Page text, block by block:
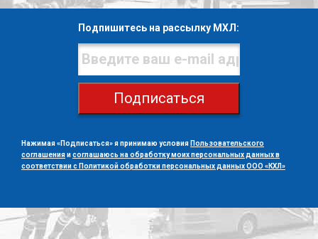
Подпишитесь на рассылку МХЛ:
Подписаться
Нажимая «Подписаться» я принимаю условия Пользовательского
соглашенияисоглашаюсь на обработку моих персональных данных в
соответствии с Политикой обработки персональных данных ООО «КХЛ»